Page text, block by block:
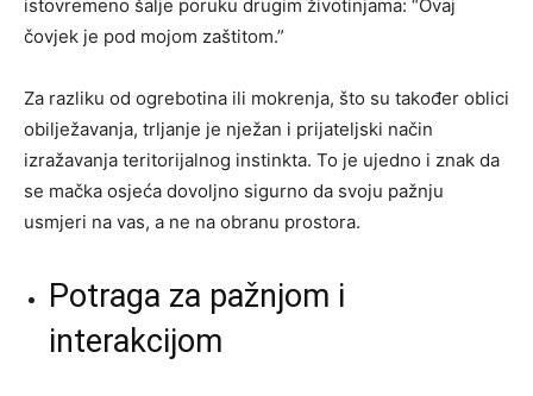
istovremeno šalje poruku drugim životinjama: “Ovaj
čovjek je pod mojom zaštitom.”
Za razliku od ogrebotina ili mokrenja, što su također oblici
obilježavanja, trljanje je nježan i prijateljski način
izražavanja teritorijalnog instinkta. To je ujedno i znak da
se mačka osjeća dovoljno sigurno da svoju pažnju
usmjeri na vas, a ne na obranu prostora.
Potraga za pažnjom i
interakcijom